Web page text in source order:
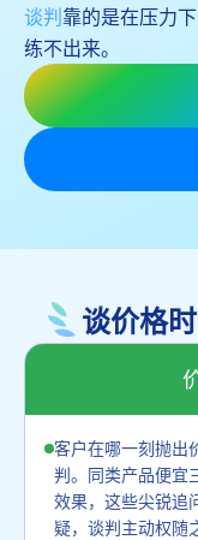
谈判靠的是在压力
练不出来。
谈价格
客户在哪一刻抛出
判。同类产品便宜
效果，这些尖锐追
疑，谈判主动权随